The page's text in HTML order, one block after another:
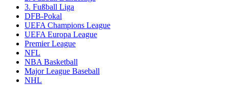
3. Fußball Liga
DFB-Pokal
UEFA Champions League
UEFA Europa League
Premier League
NFL
NBA Basketball
Major League Baseball
NHL